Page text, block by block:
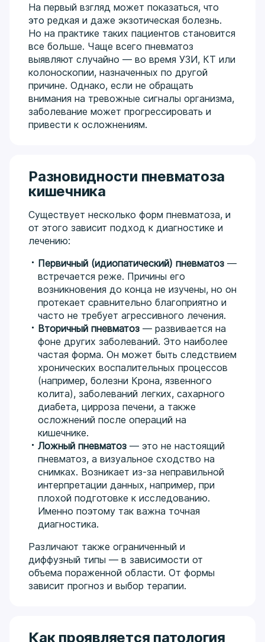
На первый взгляд может показаться, что
это редкая и даже экзотическая болезнь.
Но на практике таких пациентов становится
все больше. Чаще всего пневматоз
выявляют случайно — во время УЗИ, КТ или
колоноскопии, назначенных по другой
причине. Однако, если не обращать
внимания на тревожные сигналы организма,
заболевание может прогрессировать и
привести к осложнениям.
Разновидности пневматоза
кишечника
Существует несколько форм пневматоза, и
от этого зависит подход к диагностике и
лечению:
Первичный (идиопатический) пневматоз —
встречается реже. Причины его
возникновения до конца не изучены, но он
протекает сравнительно благоприятно и
часто не требует агрессивного лечения.
Вторичный пневматоз — развивается на
фоне других заболеваний. Это наиболее
частая форма. Он может быть следствием
хронических воспалительных процессов
(например, болезни Крона, язвенного
колита), заболеваний легких, сахарного
диабета, цирроза печени, а также
осложнений после операций на
кишечнике.
Ложный пневматоз — это не настоящий
пневматоз, а визуальное сходство на
снимках. Возникает из-за неправильной
интерпретации данных, например, при
плохой подготовке к исследованию.
Именно поэтому так важна точная
диагностика.
Различают также ограниченный и
диффузный типы — в зависимости от
объема пораженной области. От формы
зависит прогноз и выбор терапии.
Как проявляется патология